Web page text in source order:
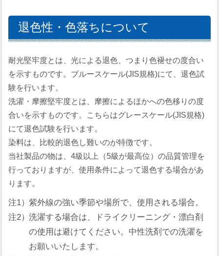
退色性・色落ちについて
耐光堅牢度とは、光による退色、つまり色褪せの度合い
を示すものです。ブルースケール(JIS規格)にて、退色試
験を行います。
洗濯・摩擦堅牢度とは、摩擦によるほかへの色移りの度
合いを示すものです。こちらはグレースケール(JIS規格)
にて退色試験を行います。
染料は、比較的退色し難いのが特徴です。
当社製品の物は、4級以上（5級が最高位）の品質管理を
行っておりますが、使用条件によって退色する場合があ
ります。
注1）紫外線の強い季節や場所で、使用される場合。
注2）洗濯する場合は、ドライクリーニング・漂白剤
の使用は避けてください。中性洗剤での洗濯を
お願いいたします。